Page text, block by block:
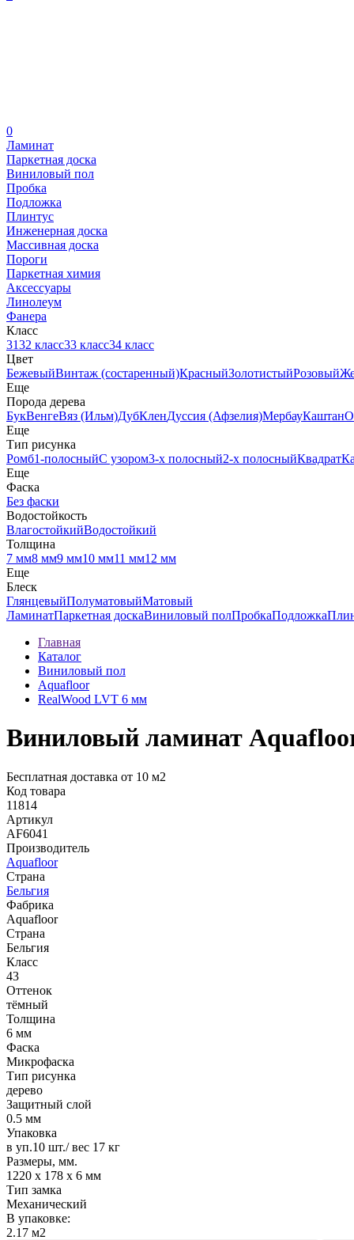
0
Ламинат
Паркетная доска
Виниловый пол
Пробка
Подложка
Плинтус
Инженерная доска
Массивная доска
Пороги
Паркетная химия
Аксессуары
Линолеум
Фанера
Класс
3132 класс33 класс34 класс
Цвет
БежевыйВинтаж (состаренный)КрасныйЗолотистыйРозовый
Еще
Порода дерева
БукВенгеВяз (Ильм)ДубКленДуссия (Афзелия)МербауКаштан
Еще
Тип рисунка
Ромб1-полосныйС узором3-х полосный2-х полосныйКвадрат
Еще
Фаска
Без фаски
Водостойкость
ВлагостойкийВодостойкий
Толщина
7 мм8 мм9 мм10 мм11 мм12 мм
Еще
Блеск
ГлянцевыйПолуматовыйМатовый
ЛаминатПаркетная доскаВиниловый полПробкаПодложка
Главная
Каталог
Виниловый пол
Aquafloor
RealWood LVT 6 мм
Виниловый ламинат
Бесплатная доставка от 10 м2
Код товара
11814
Артикул
AF6041
Производитель
Aquafloor
Страна
Бельгия
Фабрика
Aquafloor
Страна
Бельгия
Класс
43
Оттенок
тёмный
Толщина
6 мм
Фаска
Микрофаска
Тип рисунка
дерево
Защитный слой
0.5 мм
Упаковка
в уп.10 шт./ вес 17 кг
Размеры, мм.
1220 х 178 х 6 мм
Тип замка
Механический
В упаковке:
2.17 м2